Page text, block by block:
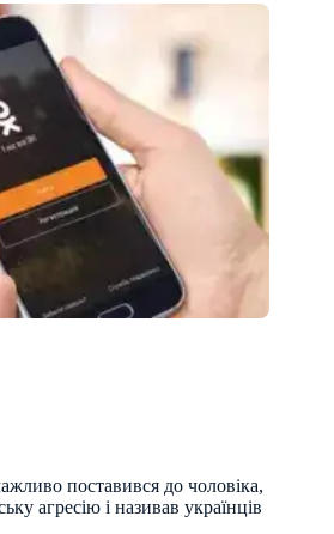
поставився до чоловіка,
агресію і називав українців